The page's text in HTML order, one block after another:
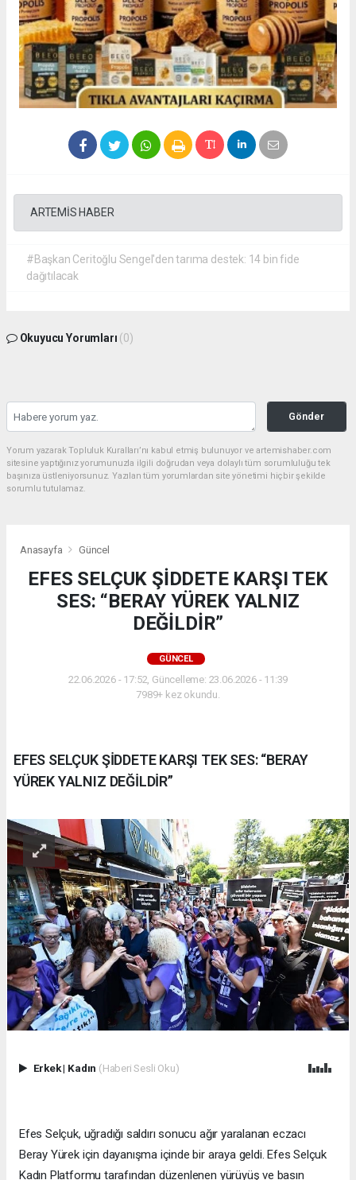
ARTEMİS HABER
#Başkan Ceritoğlu Sengel'den tarıma destek: 14 bin fide
dağıtılacak
Okuyucu Yorumları (0)
Gönder
Yorum yazarak Topluluk Kuralları’nı kabul etmiş bulunuyor ve artemishaber.com
sitesine yaptığınız yorumunuzla ilgili doğrudan veya dolaylı tüm sorumluluğu tek
başınıza üstleniyorsunuz. Yazılan tüm yorumlardan site yönetimi hiçbir şekilde
sorumlu tutulamaz.
Anasayfa Güncel
EFES SELÇUK ŞİDDETE KARŞI TEK
SES: “BERAY YÜREK YALNIZ
DEĞİLDİR”
GÜNCEL
22.06.2026 - 17:52, Güncelleme: 23.06.2026 - 11:39
7989+ kez okundu.
EFES SELÇUK ŞİDDETE KARŞI TEK SES: “BERAY
YÜREK YALNIZ DEĞİLDİR”
Erkek| Kadın (Haberi Sesli Oku)
Efes Selçuk, uğradığı saldırı sonucu ağır yaralanan eczacı
Beray Yürek için dayanışma içinde bir araya geldi. Efes Selçuk
Kadın Platformu tarafından düzenlenen yürüyüş ve basın